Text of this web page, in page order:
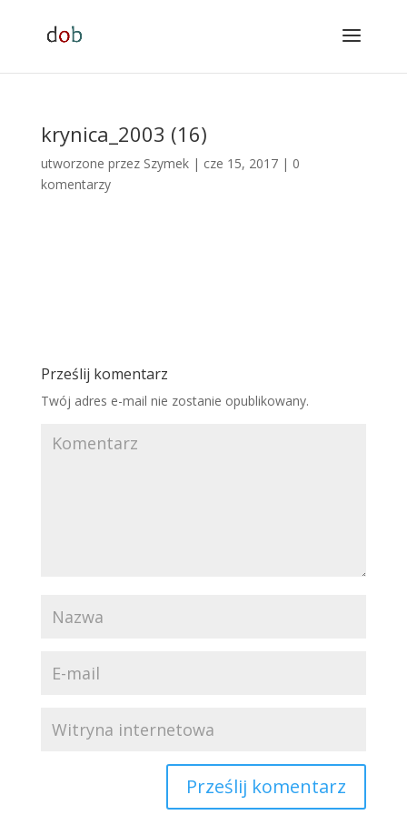
krynica_2003 (16)
utworzone przez Szymek| cze 15, 2017| 0
komentarzy
Prześlij komentarz
Twój adres e-mail nie zostanie opublikowany.